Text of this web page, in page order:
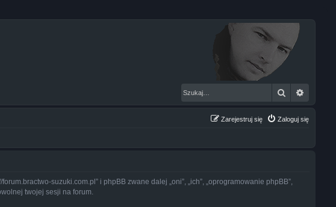
Szukaj
Zaloguj się
Zarejestruj się
suzuki.com.pl” i phpBB zwane dalej „oni”, „ich”, „oprogramowanie phpBB”,
twojej sesji na forum.